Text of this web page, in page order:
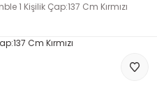
1 Kişilik Çap:137 Cm Kırmızı